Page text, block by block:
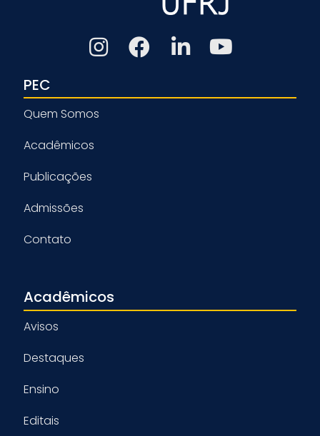
PEC
Quem Somos
Acadêmicos
Publicações
Admissões
Contato
Acadêmicos
Avisos
Destaques
Ensino
Editais